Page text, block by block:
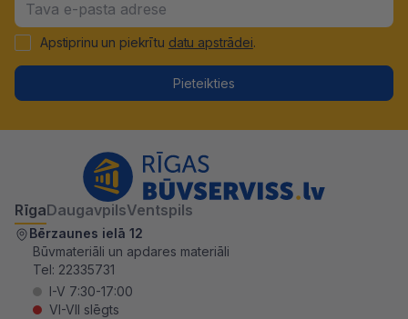
Apstiprinu un piekrītu datu apstrādei.
Pieteikties
RīgaDaugavpilsVentspils
Bērzaunes ielā 12
Būvmateriāli un apdares materiāli
Tel: 22335731
I-V 7:30-17:00
VI-VII slēgts